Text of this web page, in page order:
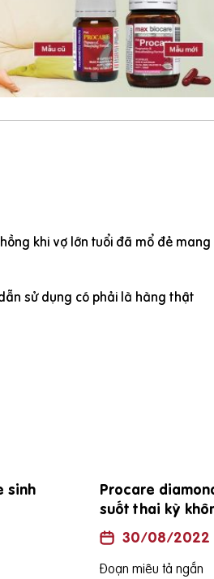
khi vợ lớn tuổi đã mổ đẻ
sử dụng có phải là hàng thật
sinh
Procare
suốt thai kỳ
30/08/2022
Đoạn miêu tả ngắn